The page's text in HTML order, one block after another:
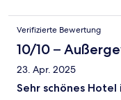
Verifizierte Bewertung
10/10 –
23. Apr. 2025
Sehr schönes